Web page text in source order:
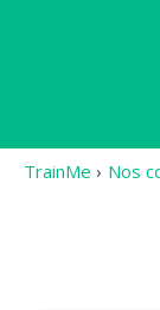
TrainMe › Nos